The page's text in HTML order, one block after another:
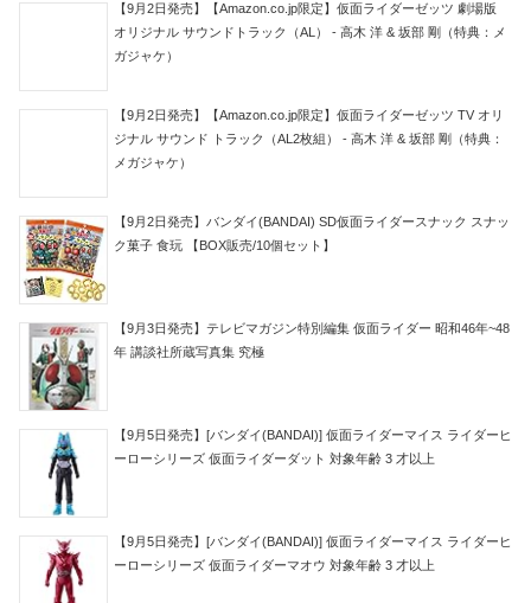
【9月2日発売】【Amazon.co.jp限定】仮面ライダーゼッツ 劇場版
オリジナル サウンドトラック（AL） - 高木 洋 & 坂部 剛（特典：メ
ガジャケ）
【9月2日発売】【Amazon.co.jp限定】仮面ライダーゼッツ TV オリ
ジナル サウンド トラック（AL2枚組） - 高木 洋 & 坂部 剛（特典：
メガジャケ）
【9月2日発売】バンダイ(BANDAI) SD仮面ライダースナック スナッ
ク菓子 食玩 【BOX販売/10個セット】
【9月3日発売】テレビマガジン特別編集 仮面ライダー 昭和46年~48
年 講談社所蔵写真集 究極
【9月5日発売】[バンダイ(BANDAI)] 仮面ライダーマイス ライダーヒ
ーローシリーズ 仮面ライダーダット 対象年齢 3 才以上
【9月5日発売】[バンダイ(BANDAI)] 仮面ライダーマイス ライダーヒ
ーローシリーズ 仮面ライダーマオウ 対象年齢 3 才以上